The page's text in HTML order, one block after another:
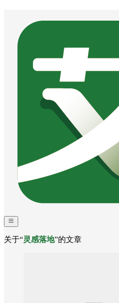
关于“灵感落地”的文章